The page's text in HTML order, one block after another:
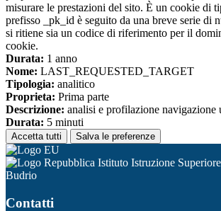
misurare le prestazioni del sito. È un cookie di
prefisso _pk_id è seguito da una breve serie di
si ritiene sia un codice di riferimento per il
cookie.
Durata: 1 anno
Nome: LAST_REQUESTED_TARGET
Tipologia: analitico
Proprieta: Prima parte
Descrizione: analisi e profilazione navigazione
Durata: 5 minuti
Accetta tutti Salva le preferenze
Istituto Istruzione
Budrio
Contatti